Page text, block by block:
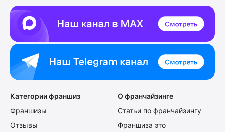
Категории франшиз
Франшизы
Отзывы
О франчайзинге
Статьи по франчайзингу
Франшиза это